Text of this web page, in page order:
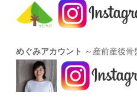
めぐみアカウント ～産前産後骨